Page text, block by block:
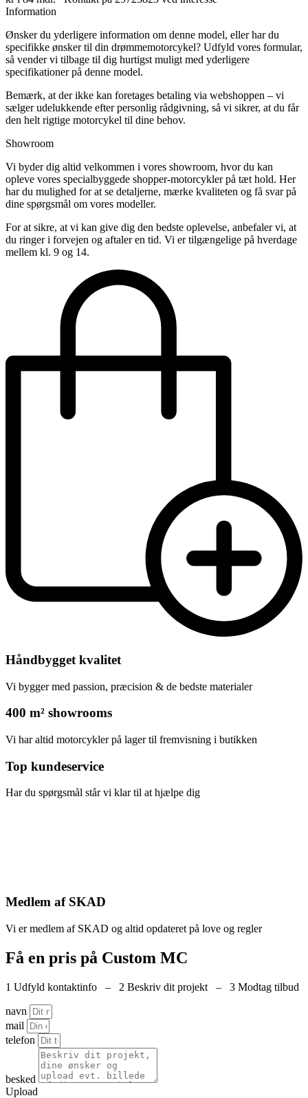
Information
Ønsker du yderligere information om denne model, eller har du
specifikke ønsker til din drømmemotorcykel? Udfyld vores formular,
så vender vi tilbage til dig hurtigst muligt med yderligere
specifikationer på denne model.
Bemærk, at der ikke kan foretages betaling via webshoppen – vi
sælger udelukkende efter personlig rådgivning, så vi sikrer, at du får
den helt rigtige motorcykel til dine behov.
Showroom
Vi byder dig altid velkommen i vores showroom, hvor du kan
opleve vores specialbyggede shopper-motorcykler på tæt hold. Her
har du mulighed for at se detaljerne, mærke kvaliteten og få svar på
dine spørgsmål om vores modeller.
For at sikre, at vi kan give dig den bedste oplevelse, anbefaler vi, at
du ringer i forvejen og aftaler en tid. Vi er tilgængelige på hverdage
mellem kl. 9 og 14.
Håndbygget kvalitet
Vi bygger med passion, præcision & de bedste materialer
400 m² showrooms
Vi har altid motorcykler på lager til fremvisning i butikken
Top kundeservice
Har du spørgsmål står vi klar til at hjælpe dig
Medlem af SKAD
Vi er medlem af SKAD og altid opdateret på love og regler
Få en pris på Custom MC
1 Udfyld kontaktinfo – 2 Beskriv dit projekt – 3 Modtag tilbud
navn
mail
telefon
besked
Upload